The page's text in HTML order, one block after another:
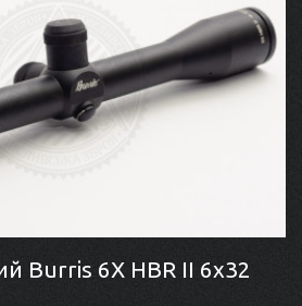
Burris 6X HBR II 6x32